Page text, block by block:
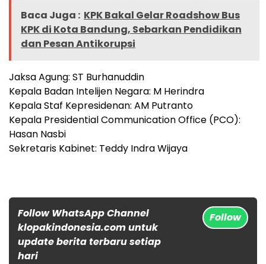
Baca Juga : KPK Bakal Gelar Roadshow Bus
KPK di Kota Bandung, Sebarkan Pendidikan
dan Pesan Antikorupsi
Jaksa Agung: ST Burhanuddin
Kepala Badan Intelijen Negara: M Herindra
Kepala Staf Kepresidenan: AM Putranto
Kepala Presidential Communication Office (PCO):
Hasan Nasbi
Sekretaris Kabinet: Teddy Indra Wijaya
Follow WhatsApp Channel
klopakindonesia.com untuk
update berita terbaru setiap
hari
Follow